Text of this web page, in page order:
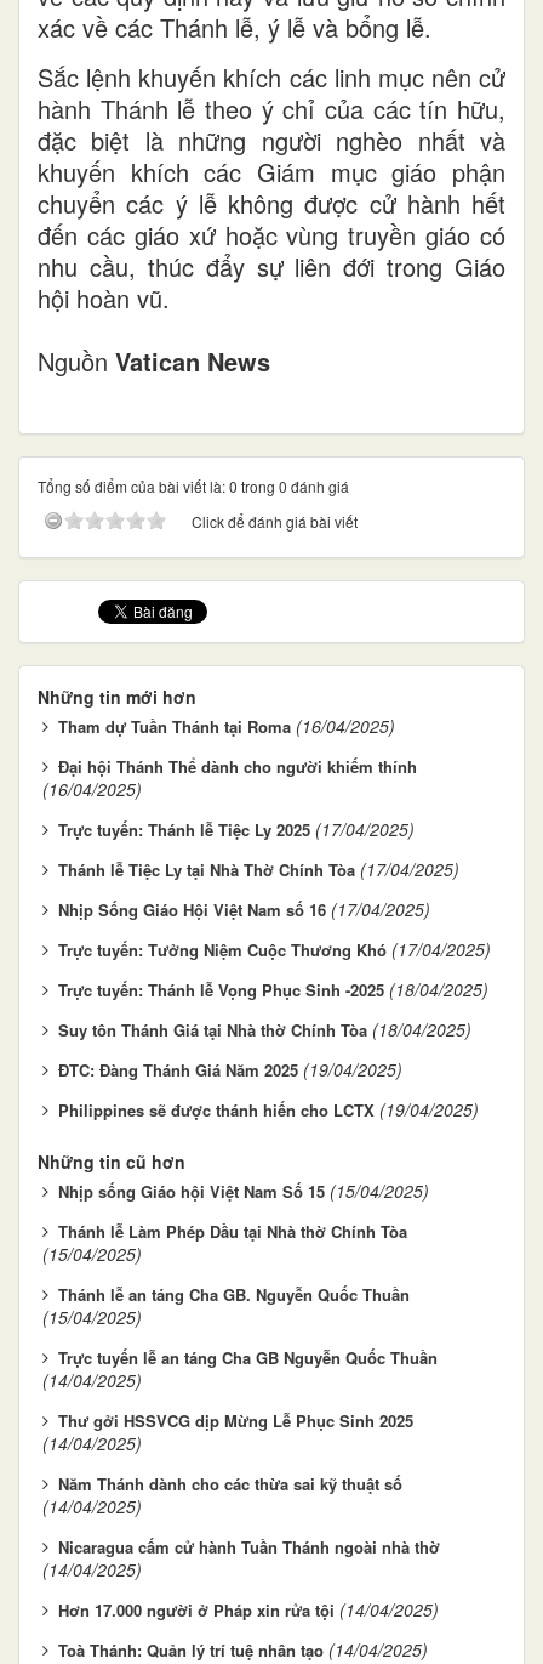
xác về các Thánh lễ, ý lễ và bổng lễ.
Sắc lệnh khuyến khích các linh mục nên cử
hành Thánh lễ theo ý chỉ của các tín hữu,
đặc biệt là những người nghèo nhất và
khuyến khích các Giám mục giáo phận
chuyển các ý lễ không được cử hành hết
đến các giáo xứ hoặc vùng truyền giáo có
nhu cầu, thúc đẩy sự liên đới trong Giáo
hội hoàn vũ.
Nguồn Vatican News
Tổng số điểm của bài viết là: 0 trong 0 đánh giá
Click để đánh giá bài viết
Những tin mới hơn
Tham dự Tuần Thánh tại Roma (16/04/2025)
Đại hội Thánh Thể dành cho người khiếm thính
(16/04/2025)
Trực tuyến: Thánh lễ Tiệc Ly 2025 (17/04/2025)
Thánh lễ Tiệc Ly tại Nhà Thờ Chính Tòa (17/04/2025)
Nhịp Sống Giáo Hội Việt Nam số 16 (17/04/2025)
Trực tuyến: Tưởng Niệm Cuộc Thương Khó (17/04/2025)
Trực tuyến: Thánh lễ Vọng Phục Sinh -2025 (18/04/2025)
Suy tôn Thánh Giá tại Nhà thờ Chính Tòa (18/04/2025)
ĐTC: Đàng Thánh Giá Năm 2025 (19/04/2025)
Philippines sẽ được thánh hiến cho LCTX (19/04/2025)
Những tin cũ hơn
Nhịp sống Giáo hội Việt Nam Số 15 (15/04/2025)
Thánh lễ Làm Phép Dầu tại Nhà thờ Chính Tòa
(15/04/2025)
Thánh lễ an táng Cha GB. Nguyễn Quốc Thuần
(15/04/2025)
Trực tuyến lễ an táng Cha GB Nguyễn Quốc Thuần
(14/04/2025)
Thư gởi HSSVCG dịp Mừng Lễ Phục Sinh 2025
(14/04/2025)
Năm Thánh dành cho các thừa sai kỹ thuật số
(14/04/2025)
Nicaragua cấm cử hành Tuần Thánh ngoài nhà thờ
(14/04/2025)
Hơn 17.000 người ở Pháp xin rửa tội (14/04/2025)
Toà Thánh: Quản lý trí tuệ nhân tạo (14/04/2025)